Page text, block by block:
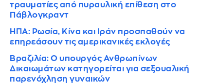
τραυματίες από πυραυλική επίθεση στο
Πάβλογκραντ
ΗΠΑ: Ρωσία, Κίνα και Ιράν προσπαθούν να
επηρεάσουν τις αμερικανικές εκλογές
Βραζιλία: Ο υπουργός Ανθρωπίνων
Δικαιωμάτων κατηγορείται για σεξουαλική
παρενόχληση γυναικών